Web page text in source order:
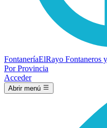
FontaneríaElRayo Fontaneros
Por Provincia
Acceder
Abrir menú